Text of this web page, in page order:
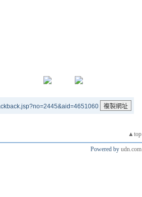
▲top
Powered by udn.com